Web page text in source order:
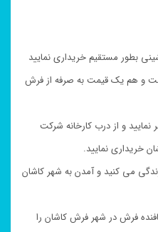
بطور مستقیم خریداری نمایید
داشت و هم یک قیمت به صرفه از فرش
و از درب کارخانه شرکت
خریداری نمایید.
می کنید و آمدن به شهر کاشان
فرش در شهر فرش کاشان را